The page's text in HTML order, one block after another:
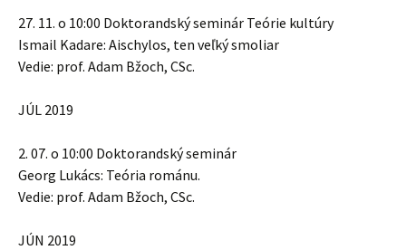
27. 11. o 10:00 Doktorandský seminár Teórie kultúry
Ismail Kadare: Aischylos, ten veľký smoliar
Vedie: prof. Adam Bžoch, CSc.
JÚL 2019
2. 07. o 10:00 Doktorandský seminár
Georg Lukács: Teória románu.
Vedie: prof. Adam Bžoch, CSc.
JÚN 2019